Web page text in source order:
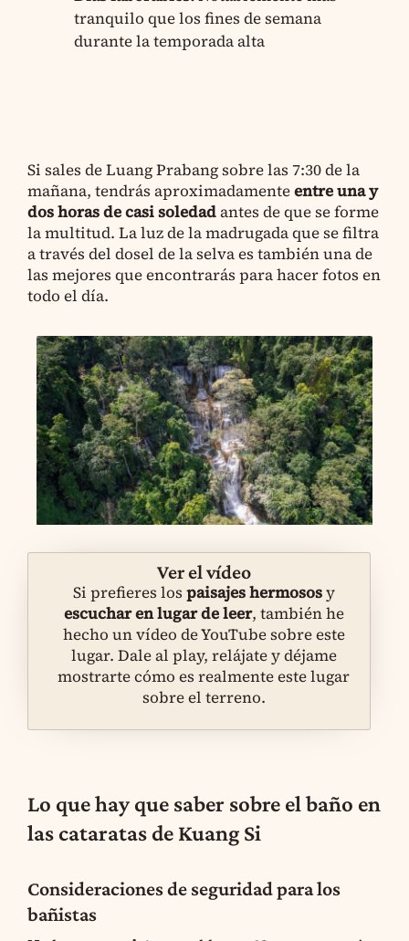
tranquilo que los fines de semana
durante la temporada alta
Si sales de Luang Prabang sobre las 7:30 de la
mañana, tendrás aproximadamenteentre una y
dos horas de casi soledadantes de que se forme
la multitud. La luz de la madrugada que se filtra
a través del dosel de la selva es también una de
las mejores que encontrarás para hacer fotos en
todo el día.
Ver el vídeo
Si prefieres los paisajes hermososy
escuchar en lugar de leer, también he
hecho un vídeo de YouTube sobre este
lugar. Dale al play, relájate y déjame
mostrarte cómo es realmente este lugar
sobre el terreno.
Lo que hay que saber sobre el baño en
las cataratas de Kuang Si
Consideraciones de seguridad para los
bañistas